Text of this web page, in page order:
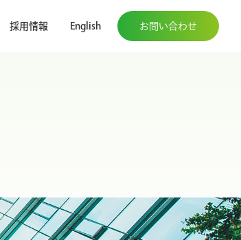
採用情報 English お問い合わせ